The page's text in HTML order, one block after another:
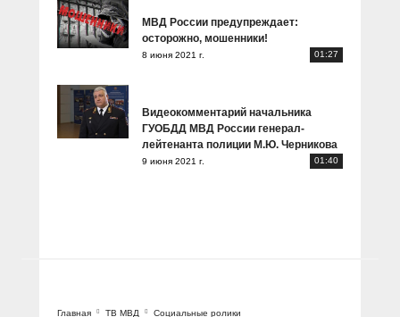
МВД России предупреждает:
осторожно, мошенники!
8 июня 2021 г. 01:27
Видеокомментарий начальника
ГУОБДД МВД России генерал-
лейтенанта полиции М.Ю. Черникова
9 июня 2021 г. 01:40
Главная ТВ МВД Социальные ролики